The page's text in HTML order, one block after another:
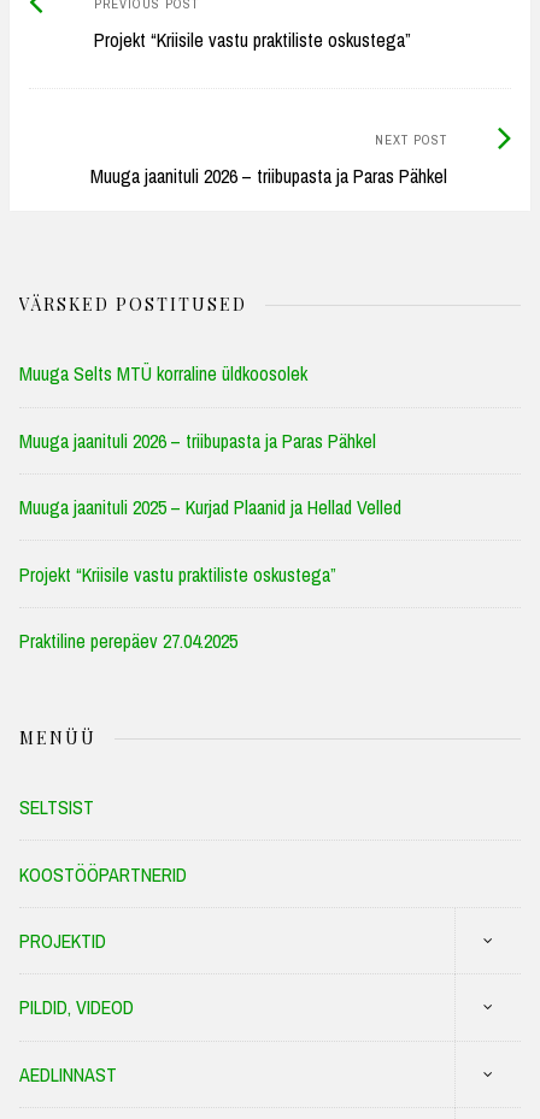
navigation
PREVIOUS POST
post:
Projekt “Kriisile vastu praktiliste oskustega”
NEXT POST
Muuga jaanituli 2026 – triibupasta ja Paras Pähkel
Next
VÄRSKED POSTITUSED
Muuga Selts MTÜ korraline üldkoosolek
Muuga jaanituli 2026 – triibupasta ja Paras Pähkel
Muuga jaanituli 2025 – Kurjad Plaanid ja Hellad Velled
Projekt “Kriisile vastu praktiliste oskustega”
Praktiline perepäev 27.04.2025
MENÜÜ
SELTSIST
KOOSTÖÖPARTNERID
PROJEKTID
PILDID, VIDEOD
AEDLINNAST